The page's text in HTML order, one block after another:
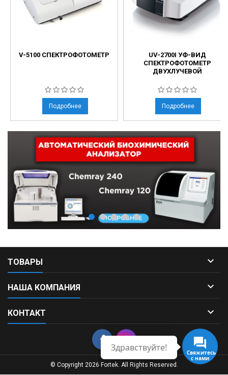
V-5100 СПЕКТРОФОТОМЕТР
Подробнее
UV-2700I УФ-ВИД
СПЕКТРОФОТОМЕТР
ДВУХЛУЧЕВОЙ
Подробнее
ТОВАРЫ 
НАША КОМПАНИЯ 
КОНТАКТ 
Свяжитесь
с нами
Здравствуйте!
© Copyright 2026 Fortek. All Rights Reserved.